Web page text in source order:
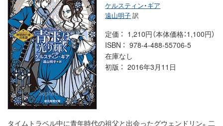
ケルスティン・ギア
遠山明子訳
定価
1,210円（本体価格：1,100円）
ISBN
978-4-488-55706-5
在庫なし
初版
2016年3月11日
タイムトラベル中に青年時代の祖父と出会ったグウェンドリン。二